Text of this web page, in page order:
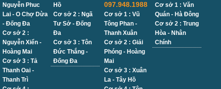
Nguyễn Phuc
Lai - O Chợ Dừa
- Đống Đa
Cơ sở 2 :
Nguyễn Xiển -
Hoàng Mai
Cơ sở 3 : Tả
Thanh Oai -
Thanh Trì
Hồ
Cơ sở 2 : Ngã
Tư Sở - Đống
Đa
Cơ sở 3 : Tôn
Đức Thắng -
Đống Đa
097.948.1988
Cơ sở 1 : Vũ
Tông Phan -
Thanh Xuân
Cơ sở 2 : Giải
Phóng - Hoàng
Mai
Cơ sở 3 : Xuân
La - Tây Hồ
Cơ sở 1 : Văn
Quán - Hà Đông
Cơ sở 2 : Trung
Hòa - Nhân
Chính